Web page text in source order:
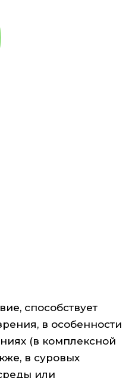
способствует
в особенности
(в комплексной
в суровых
или